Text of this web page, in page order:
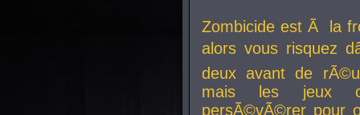
Zombicide est Ã la
alors vous risquez
deux avant de
mais les jeux
persÃ©vÃ©rer pour